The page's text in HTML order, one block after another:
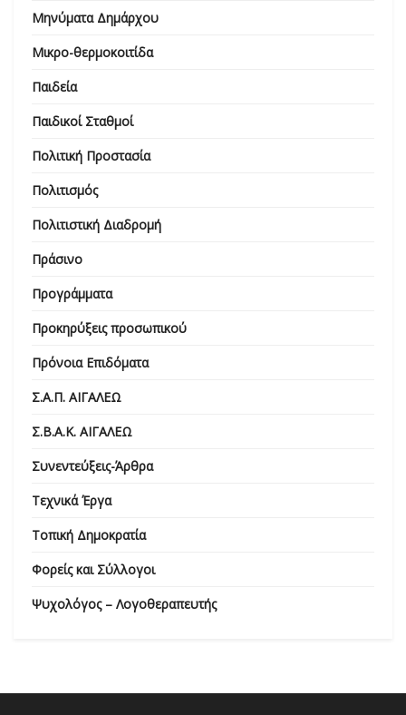
Μηνύματα Δημάρχου
Μικρο-θερμοκοιτίδα
Παιδεία
Παιδικοί Σταθμοί
Πολιτική Προστασία
Πολιτισμός
Πολιτιστική Διαδρομή
Πράσινο
Προγράμματα
Προκηρύξεις προσωπικού
Πρόνοια Επιδόματα
Σ.Α.Π. ΑΙΓΑΛΕΩ
Σ.Β.Α.Κ. ΑΙΓΑΛΕΩ
Συνεντεύξεις-Άρθρα
Τεχνικά Έργα
Τοπική Δημοκρατία
Φορείς και Σύλλογοι
Ψυχολόγος – Λογοθεραπευτής